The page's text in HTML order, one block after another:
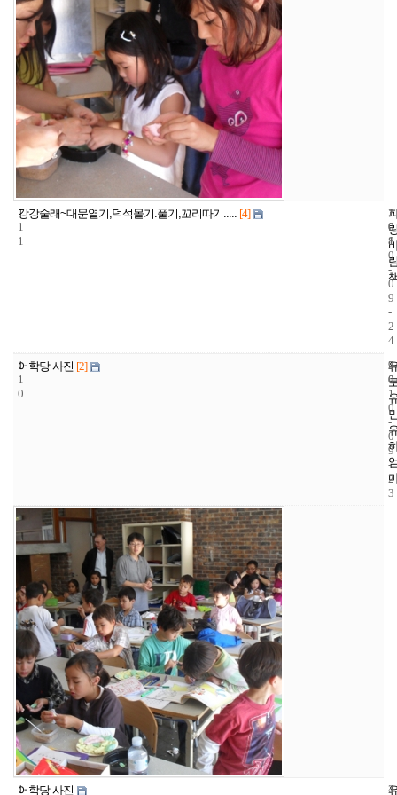
1
1
1
강강술래~대문열기,덕석몰기.풀기,꼬리따기..... [4]
1
0
8
2
0
1
0
-
0
9
-
2
4
1
1
0
어학당 사진 [2]
9
0
2
0
1
0
-
0
9
-
2
3
1
어학당 사진
4
2